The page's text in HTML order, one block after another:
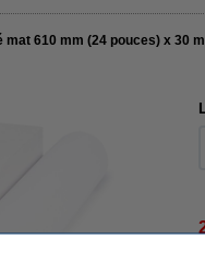
610 mm (24 pouces) x 30 m